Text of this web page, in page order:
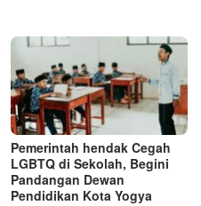
Pemerintah hendak Cegah
LGBTQ di Sekolah, Begini
Pandangan Dewan
Pendidikan Kota Yogya